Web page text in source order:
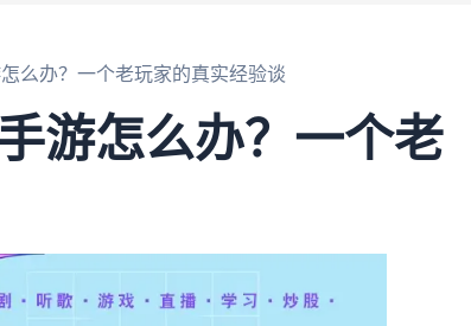
么办？一个老玩家的真实经验谈
游怎么办？一个老